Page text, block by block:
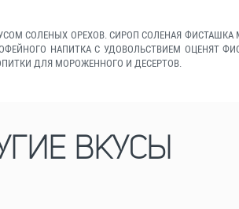
СОЛЕНЫХ ОРЕХОВ. СИРОП СОЛЕНАЯ
НАПИТКА С УДОВОЛЬСТВИЕМ ОЦЕНЯТ
ДЛЯ МОРОЖЕННОГО И ДЕСЕРТОВ.
ВКУСЫ